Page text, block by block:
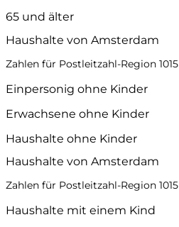
65 und älter
Haushalte von Amsterdam
Zahlen für Postleitzahl-Region 1015
Einpersonig ohne Kinder
Erwachsene ohne Kinder
Haushalte ohne Kinder
Haushalte von Amsterdam
Zahlen für Postleitzahl-Region 1015
Haushalte mit einem Kind